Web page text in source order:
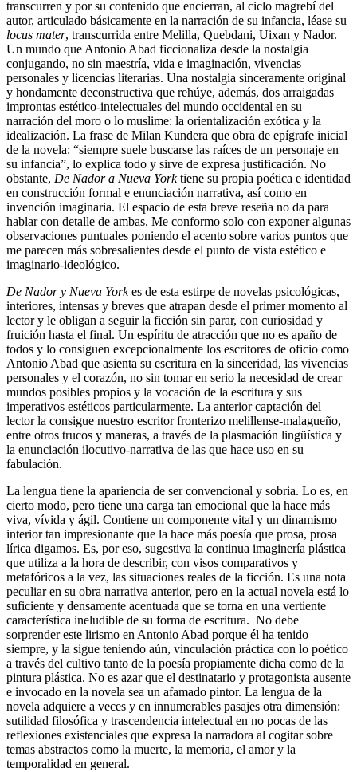
transcurren y por su contenido que encierran, al ciclo magrebí del
autor, articulado básicamente en la narración de su infancia, léase su
locus mater, transcurrida entre Melilla, Quebdani, Uixan y Nador.
Un mundo que Antonio Abad ficcionaliza desde la nostalgia
conjugando, no sin maestría, vida e imaginación, vivencias
personales y licencias literarias. Una nostalgia sinceramente original
y hondamente deconstructiva que rehúye, además, dos arraigadas
improntas estético-intelectuales del mundo occidental en su
narración del moro o lo muslime: la orientalización exótica y la
idealización. La frase de Milan Kundera que obra de epígrafe inicial
de la novela: “siempre suele buscarse las raíces de un personaje en
su infancia”, lo explica todo y sirve de expresa justificación. No
obstante, De Nador a Nueva Yorktiene su propia poética e identidad
en construcción formal e enunciación narrativa, así como en
invención imaginaria. El espacio de esta breve reseña no da para
hablar con detalle de ambas. Me conformo solo con exponer algunas
observaciones puntuales poniendo el acento sobre varios puntos que
me parecen más sobresalientes desde el punto de vista estético e
imaginario-ideológico.
De Nador y Nueva Yorkes de esta estirpe de novelas psicológicas,
interiores, intensas y breves que atrapan desde el primer momento al
lector y le obligan a seguir la ficción sin parar, con curiosidad y
fruición hasta el final. Un espíritu de atracción que no es apaño de
todos y lo consiguen excepcionalmente los escritores de oficio como
Antonio Abad que asienta su escritura en la sinceridad, las vivencias
personales y el corazón, no sin tomar en serio la necesidad de crear
mundos posibles propios y la vocación de la escritura y sus
imperativos estéticos particularmente. La anterior captación del
lector la consigue nuestro escritor fronterizo melillense-malagueño,
entre otros trucos y maneras, a través de la plasmación lingüística y
la enunciación ilocutivo-narrativa de las que hace uso en su
fabulación.
La lengua tiene la apariencia de ser convencional y sobria. Lo es, en
cierto modo, pero tiene una carga tan emocional que la hace más
viva, vívida y ágil. Contiene un componente vital y un dinamismo
interior tan impresionante que la hace más poesía que prosa, prosa
lírica digamos. Es, por eso, sugestiva la continua imaginería plástica
que utiliza a la hora de describir, con visos comparativos y
metafóricos a la vez, las situaciones reales de la ficción. Es una nota
peculiar en su obra narrativa anterior, pero en la actual novela está lo
suficiente y densamente acentuada que se torna en una vertiente
característica ineludible de su forma de escritura. No debe
sorprender este lirismo en Antonio Abad porque él ha tenido
siempre, y la sigue teniendo aún, vinculación práctica con lo poético
a través del cultivo tanto de la poesía propiamente dicha como de la
pintura plástica. No es azar que el destinatario y protagonista ausente
e invocado en la novela sea un afamado pintor. La lengua de la
novela adquiere a veces y en innumerables pasajes otra dimensión:
sutilidad filosófica y trascendencia intelectual en no pocas de las
reflexiones existenciales que expresa la narradora al cogitar sobre
temas abstractos como la muerte, la memoria, el amor y la
temporalidad en general.